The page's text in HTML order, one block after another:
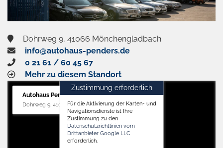
Dohrweg 9, 41066 Mönchengladbach
info@autohaus-penders.de
0 21 61 / 60 45 67
Mehr zu diesem Standort
Autohaus Penders (Service)
Dohrweg 9, 41066 Mönchengladbach
Zustimmung erforderlich
Für die Aktivierung der Karten- und
Navigationsdienste ist Ihre
Zustimmung zu den
Datenschutzrichtlinien vom
Drittanbieter Google LLC
erforderlich.